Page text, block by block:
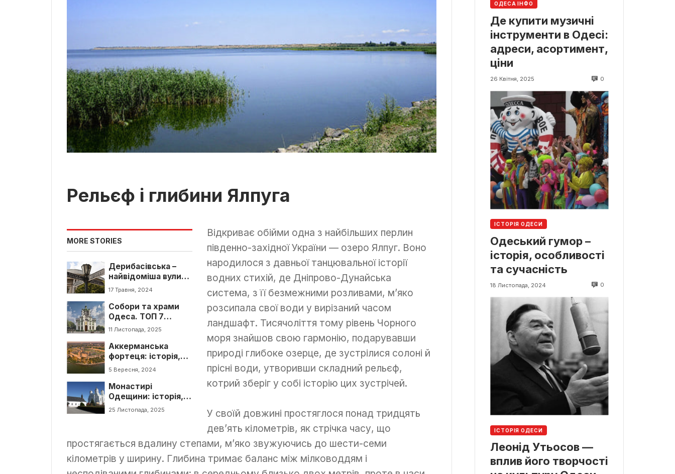
Рельєф і глибини Ялпуга
MORE STORIES
Дерибасівська –
найвідоміша вулиця
Одеси. Цікаві факти
17 Травня, 2024
Собори та храми
Одеса. ТОП 7
духовних перлин
11 Листопада, 2025
Аккерманська
фортеця: історія,
легенди та цікаві
5 Вересня, 2024
Монастирі
Одещини: історія,
архітектура та
25 Листопада, 2025
Відкриває обійми одна з найбільших перлин
південно-західної України — озеро Ялпуг. Воно
народилося з давньої танцювальної історії
водних стихій, де Дніпрово-Дунайська
система, з її безмежними розливами, м’яко
розсипала свої води у вирізаний часом
ландшафт. Тисячоліття тому рівень Чорного
моря знайшов свою гармонію, подарувавши
природі глибоке озерце, де зустрілися солоні й
прісні води, утворивши складний рельєф,
котрий зберіг у собі історію цих зустрічей.
У своїй довжині простяглося понад тридцять
дев’ять кілометрів, як стрічка часу, що
простягається вдалину степами, м’яко звужуючись до шести-семи
кілометрів у ширину. Глибина тримає баланс між мілководдям і
ОДЕСА ІНФО
Де купити музичні
інструменти в Одесі:
адреси, асортимент,
ціни
26 Квітня, 2025 0
ІСТОРІЯ ОДЕСИ
Одеський гумор –
історія, особливості
та сучасність
18 Листопада, 2024 0
ІСТОРІЯ ОДЕСИ
Леонід Утьосов —
вплив його творчості